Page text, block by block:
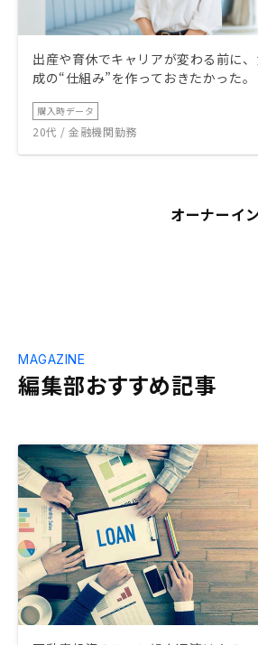
出産や育休でキャリアが変わる前に
成の“仕組み”を作っておきたかった。
購入時データ
20代 / 金融機関勤務
オーナーイ
編集部おすすめ記事
MAGAZINE